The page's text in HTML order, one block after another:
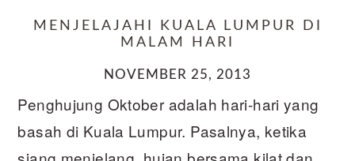
MENJELAJAHI KUALA LUMPUR DI
MALAM HARI
NOVEMBER 25, 2013
Penghujung Oktober adalah hari-hari yang
basah di Kuala Lumpur. Pasalnya, ketika